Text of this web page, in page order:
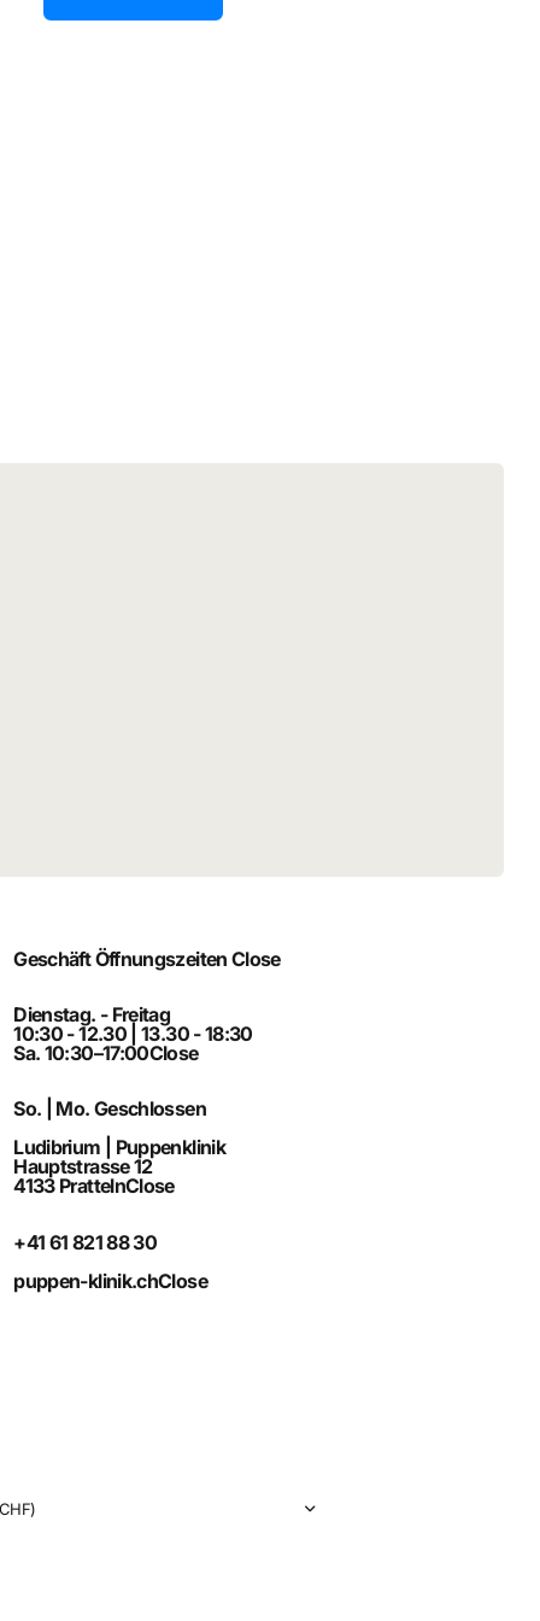
Geschäft Öffnungszeiten Close
Dienstag. - Freitag
10:30 - 12.30 | 13.30 - 18:30
Sa. 10:30–17:00Close
So. | Mo. Geschlossen
Ludibrium | Puppenklinik
Hauptstrasse 12
4133 PrattelnClose
+41 61 821 88 30
puppen-klinik.chClose